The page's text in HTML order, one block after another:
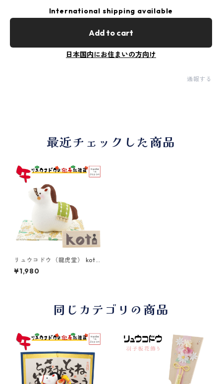
International shipping available
Add to cart
日本国内にお住まいの方向け
通報する
最近チェックした商品
リュウコドウ（龍虎堂） koti
（コティ） 福午 R-51 和雑
貨/お正月/干支/午年/令和8年/
¥1,980
同じカテゴリの商品